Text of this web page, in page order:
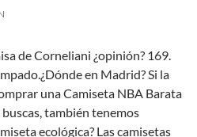
de Corneliani ¿opinión? 169.
en Madrid? Si la
una Camiseta NBA Barata
también tenemos
ecológica? Las camisetas